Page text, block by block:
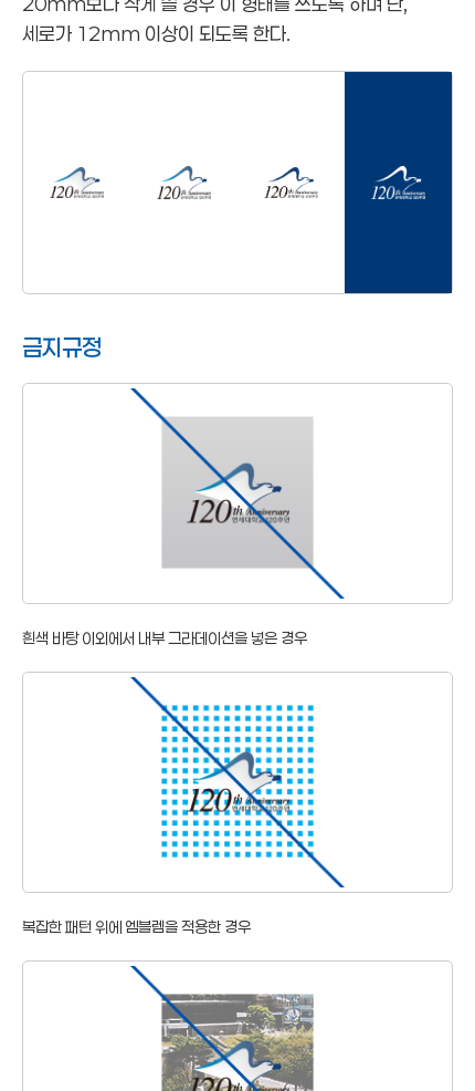
세로가 12mm 이상이 되도록 한다.
금지규정
흰색 바탕 이외에서 내부 그라데이션을 넣은 경우
복잡한 패턴 위에 엠블렘을 적용한 경우